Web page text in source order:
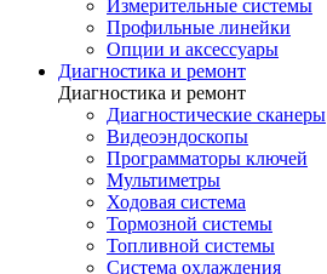
Измерительные системы
Профильные линейки
Опции и аксессуары
Диагностика и ремонт
Диагностика и ремонт
Диагностические сканеры
Видеоэндоскопы
Программаторы ключей
Мультиметры
Ходовая система
Тормозной системы
Топливной системы
Система охлаждения